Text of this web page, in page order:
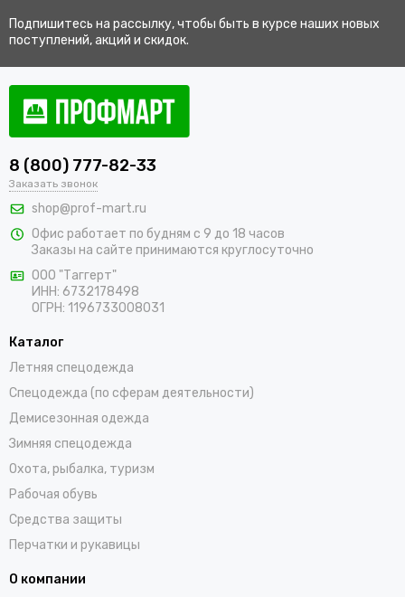
Соответствуют стандартам качества, так как проходят
Купить одежду сигнальную для
работников оптом и в розницу с
доставкой по Арзамасу
В интернет-магазине «ПрофМарт» можно купить сигнальную
одежду для персонала. Мы работаем с оптовыми и
розничными покупателями. Предлагаем на выбор сигнальные
жилеты, сезонные костюмы, брюки и прочие составляющие
униформы в ярких заметных цветах. Доставка покупок,
которые оформляются на сайте, осуществляется по Арзамасу
и остальным населенным пунктам России.
Подпишитесь на рассылку, чтобы быть в курсе наших новых
поступлений, акций и скидок.
8 (800) 777-82-33
Заказать звонок
shop@prof-mart.ru
Офис работает по будням с 9 до 18 часов
Заказы на сайте принимаются круглосуточно
ООО "Таггерт"
ИНН: 6732178498
ОГРН: 1196733008031
Каталог
Летняя спецодежда
Спецодежда (по сферам деятельности)
Демисезонная одежда
Зимняя спецодежда
Охота, рыбалка, туризм
Рабочая обувь
Средства защиты
Перчатки и рукавицы
О компании